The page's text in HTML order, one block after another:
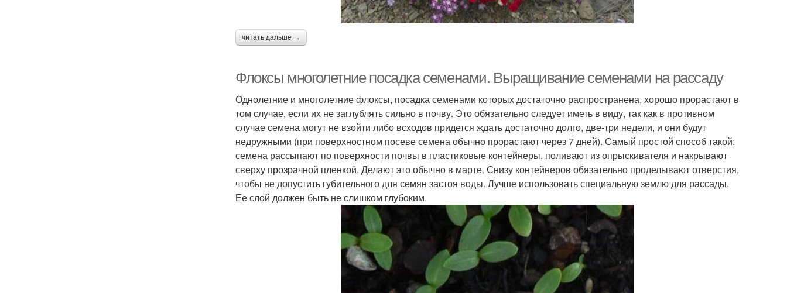
читать дальше →
Флоксы многолетние посадка семенами. Выращивание семенами на рассаду
Однолетние и многолетние флоксы, посадка семенами которых достаточно распространена, хорошо прорастают в
том случае, если их не заглублять сильно в почву. Это обязательно следует иметь в виду, так как в противном
случае семена могут не взойти либо всходов придется ждать достаточно долго, две-три недели, и они будут
недружными (при поверхностном посеве семена обычно прорастают через 7 дней). Самый простой способ такой:
семена рассыпают по поверхности почвы в пластиковые контейнеры, поливают из опрыскивателя и накрывают
сверху прозрачной пленкой. Делают это обычно в марте. Снизу контейнеров обязательно проделывают отверстия,
чтобы не допустить губительного для семян застоя воды. Лучше использовать специальную землю для рассады.
Ее слой должен быть не слишком глубоким.